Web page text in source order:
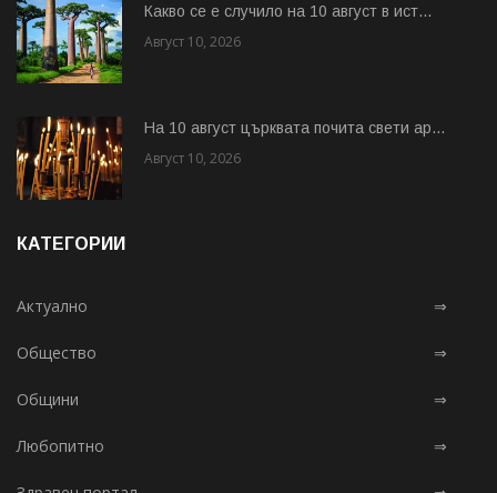
Какво се е случило на 10 август в ист...
Август 10, 2026
На 10 август църквата почита свети ар...
Август 10, 2026
КАТЕГОРИИ
Актуално ⇒
Общество ⇒
Общини ⇒
Любопитно ⇒